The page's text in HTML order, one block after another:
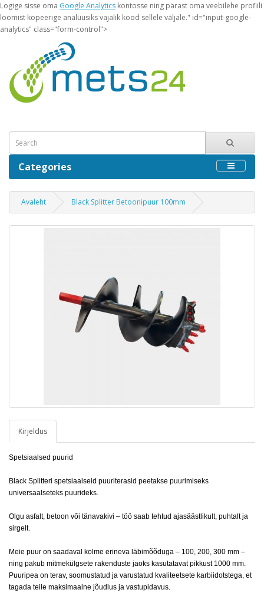
Logige sisse oma Google Analytics kontosse ning pärast oma veebilehe profiili
loomist kopeerige analüüsiks vajalik kood sellele väljale." id="input-google-
analytics" class="form-control">
Categories
Avaleht Black Splitter Betoonipuur 100mm
Kirjeldus
Spetsiaalsed puurid
Black Splitteri spetsiaalseid puuriterasid peetakse puurimiseks
universaalseteks puurideks.
Olgu asfalt, betoon või tänavakivi – töö saab tehtud ajasäästlikult, puhtalt ja
sirgelt.
Meie puur on saadaval kolme erineva läbimõõduga – 100, 200, 300 mm –
ning pakub mitmekülgsete rakenduste jaoks kasutatavat pikkust 1000 mm.
Puuripea on terav, soomustatud ja varustatud kvaliteetsete karbiidotstega, et
tagada teile maksimaalne jõudlus ja vastupidavus.